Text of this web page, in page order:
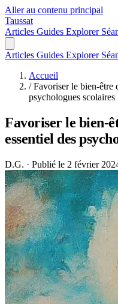
Aller au contenu principal
Taussat
Articles Guides Explorer
Articles Guides Explorer
Accueil
/ Favoriser le bien-être
psychologues scolaires
Favoriser le bien-
essentiel des
D.G. · Publié le 2 février